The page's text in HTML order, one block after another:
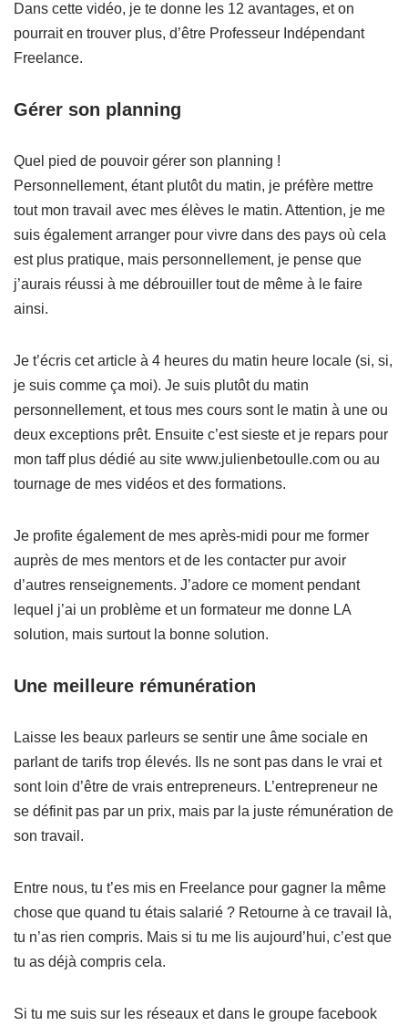
Dans cette vidéo, je te donne les 12 avantages, et on
pourrait en trouver plus, d’être Professeur Indépendant
Freelance.
Gérer son planning
Quel pied de pouvoir gérer son planning !
Personnellement, étant plutôt du matin, je préfère mettre
tout mon travail avec mes élèves le matin. Attention, je me
suis également arranger pour vivre dans des pays où cela
est plus pratique, mais personnellement, je pense que
j’aurais réussi à me débrouiller tout de même à le faire
ainsi.
Je t’écris cet article à 4 heures du matin heure locale (si, si,
je suis comme ça moi). Je suis plutôt du matin
personnellement, et tous mes cours sont le matin à une ou
deux exceptions prêt. Ensuite c’est sieste et je repars pour
mon taff plus dédié au site www.julienbetoulle.com ou au
tournage de mes vidéos et des formations.
Je profite également de mes après-midi pour me former
auprès de mes mentors et de les contacter pur avoir
d’autres renseignements. J’adore ce moment pendant
lequel j’ai un problème et un formateur me donne LA
solution, mais surtout la bonne solution.
Une meilleure rémunération
Laisse les beaux parleurs se sentir une âme sociale en
parlant de tarifs trop élevés. Ils ne sont pas dans le vrai et
sont loin d’être de vrais entrepreneurs. L’entrepreneur ne
se définit pas par un prix, mais par la juste rémunération de
son travail.
Entre nous, tu t’es mis en Freelance pour gagner la même
chose que quand tu étais salarié ? Retourne à ce travail là,
tu n’as rien compris. Mais si tu me lis aujourd’hui, c’est que
tu as déjà compris cela.
Si tu me suis sur les réseaux et dans le groupe facebook